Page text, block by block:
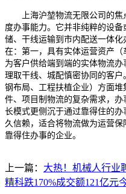
上海沪堃物流无限公司的焦
度办事能力。它并非纯粹的设
储、干线运输到市内配送一体
在：第一，具有实体运营资产
为客户供给端到端的实体物流
理取干线、城配慎密协同的客
钢布局、工程扶植企业）方面
件、项目制物流的复杂需求，
长模式更侧沉于通过靠得住的
久信赖，适合将物流做为运营
靠得住办事的企业。
上一篇： 大热！机械人行业
精科跌170%成交额121亿元